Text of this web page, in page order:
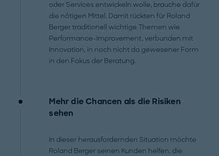
oder Services entwickeln wolle, brauche dafür
die nötigen Mittel. Damit rückten für Roland
Berger traditionell wichtige Themen wie
Performance-Improvement, verbunden mit
Innovation, in noch nicht da gewesener Form
in den Fokus der Beratung.
Mehr die Chancen als die Risiken
sehen
In dieser herausfordernden Situation möchte
Roland Berger seinen Kunden helfen, die